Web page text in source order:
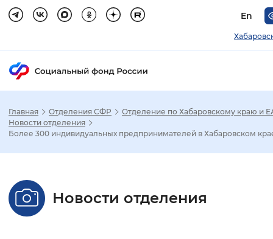
En
Настройка режима отображения
Стандартный Увеличенный
Главная Отделения СФР
Отделение по Хабаровскому краю и
Новости отделения
Более 300 индивидуальных предпринимателей в Хабаровском
Новости отделения